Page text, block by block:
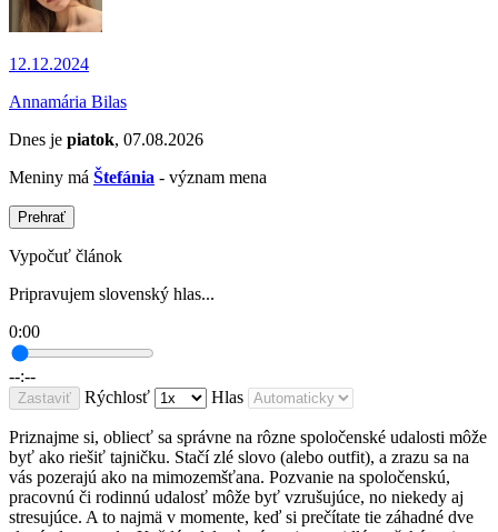
12.12.2024
Annamária Bilas
Dnes je piatok, 07.08.2026
Meniny má Štefánia - význam mena
Prehrať
Vypočuť článok
Pripravujem slovenský hlas...
0:00
--:--
Zastaviť Rýchlosť Hlas
Priznajme si, obliecť sa správne na rôzne spoločenské udalosti môže
byť ako riešiť tajničku. Stačí zlé slovo (alebo outfit), a zrazu sa na
vás pozerajú ako na mimozemšťana. Pozvanie na spoločenskú,
pracovnú či rodinnú udalosť môže byť vzrušujúce, no niekedy aj
stresujúce. A to najmä v momente, keď si prečítate tie záhadné dve